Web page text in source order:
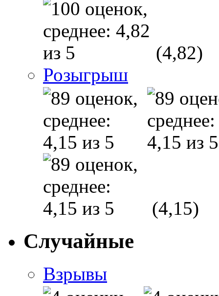
(4,82)
Розыгрыш
(4,15)
Случайные
Взрывы